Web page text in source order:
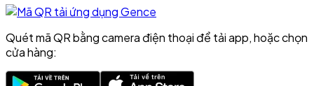
Quét mã QR bằng camera điện thoại để tải app, hoặc chọn
cửa hàng: